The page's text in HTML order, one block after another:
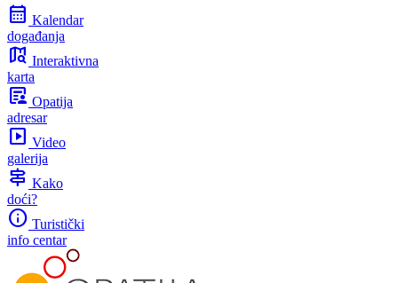
calendar_month Kalendar
događanja
map_search Interaktivna
karta
article_person Opatija
adresar
slideshow Video
galerija
signpost Kako
doći?
info Turistički
info centar